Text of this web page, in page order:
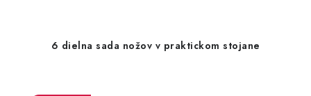
6 dielna sada nožov v praktickom stojane